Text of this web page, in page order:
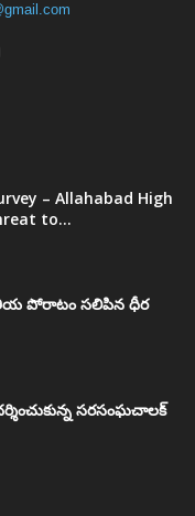
– Allahabad High
to...
పోరాటం సలిపిన ధీర
సరసంఘచాలక్